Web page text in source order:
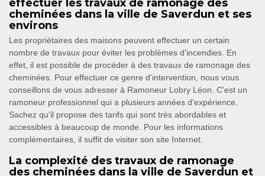
effectuer les travaux de ramonage des
cheminées dans la ville de Saverdun et ses
environs
Les propriétaires des maisons peuvent effectuer un certain
nombre de travaux pour éviter les problèmes d'incendies. En
effet, il est possible de procéder à des travaux de ramonage des
cheminées. Pour effectuer ce genre d'intervention, nous vous
conseillons de vous adresser à Ramoneur Lobry Léon. C'est un
ramoneur professionnel qui a plusieurs années d'expérience.
Sachez qu'il propose des tarifs qui sont très abordables et
accessibles à beaucoup de monde. Pour les informations
complémentaires, il suffit de visiter son site Internet.
La complexité des travaux de ramonage
des cheminées dans la ville de Saverdun et